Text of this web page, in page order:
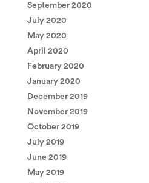
September 2020
July 2020
May 2020
April 2020
February 2020
January 2020
December 2019
November 2019
October 2019
July 2019
June 2019
May 2019